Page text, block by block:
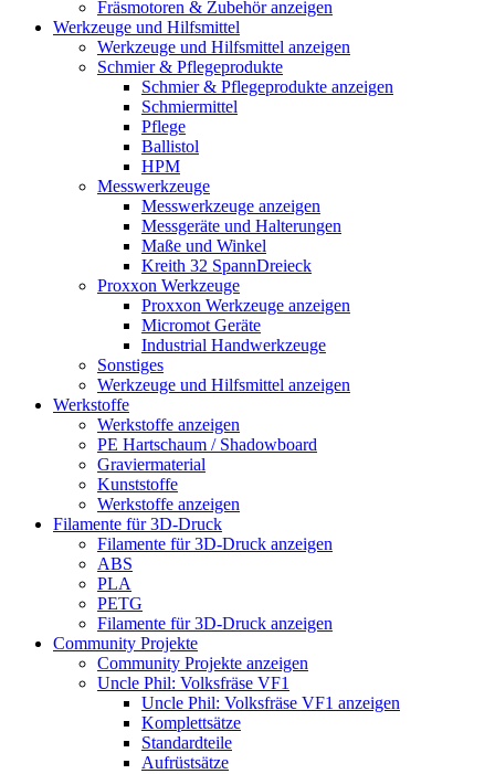
Fräsmotoren & Zubehör anzeigen
Werkzeuge und Hilfsmittel
Werkzeuge und Hilfsmittel anzeigen
Schmier & Pflegeprodukte
Schmier & Pflegeprodukte anzeigen
Schmiermittel
Pflege
Ballistol
HPM
Messwerkzeuge
Messwerkzeuge anzeigen
Messgeräte und Halterungen
Maße und Winkel
Kreith 32 SpannDreieck
Proxxon Werkzeuge
Proxxon Werkzeuge anzeigen
Micromot Geräte
Industrial Handwerkzeuge
Sonstiges
Werkzeuge und Hilfsmittel anzeigen
Werkstoffe
Werkstoffe anzeigen
PE Hartschaum / Shadowboard
Graviermaterial
Kunststoffe
Werkstoffe anzeigen
Filamente für 3D-Druck
Filamente für 3D-Druck anzeigen
ABS
PLA
PETG
Filamente für 3D-Druck anzeigen
Community Projekte
Community Projekte anzeigen
Uncle Phil: Volksfräse VF1
Uncle Phil: Volksfräse VF1 anzeigen
Komplettsätze
Standardteile
Aufrüstsätze